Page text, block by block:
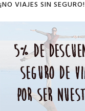
¡NO VIAJES SIN SEGURO!